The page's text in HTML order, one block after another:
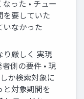
った • チュー
を要していた
いなかった
り厳しく 実現
側の要件 • 現
か検索対象に
対象期間を